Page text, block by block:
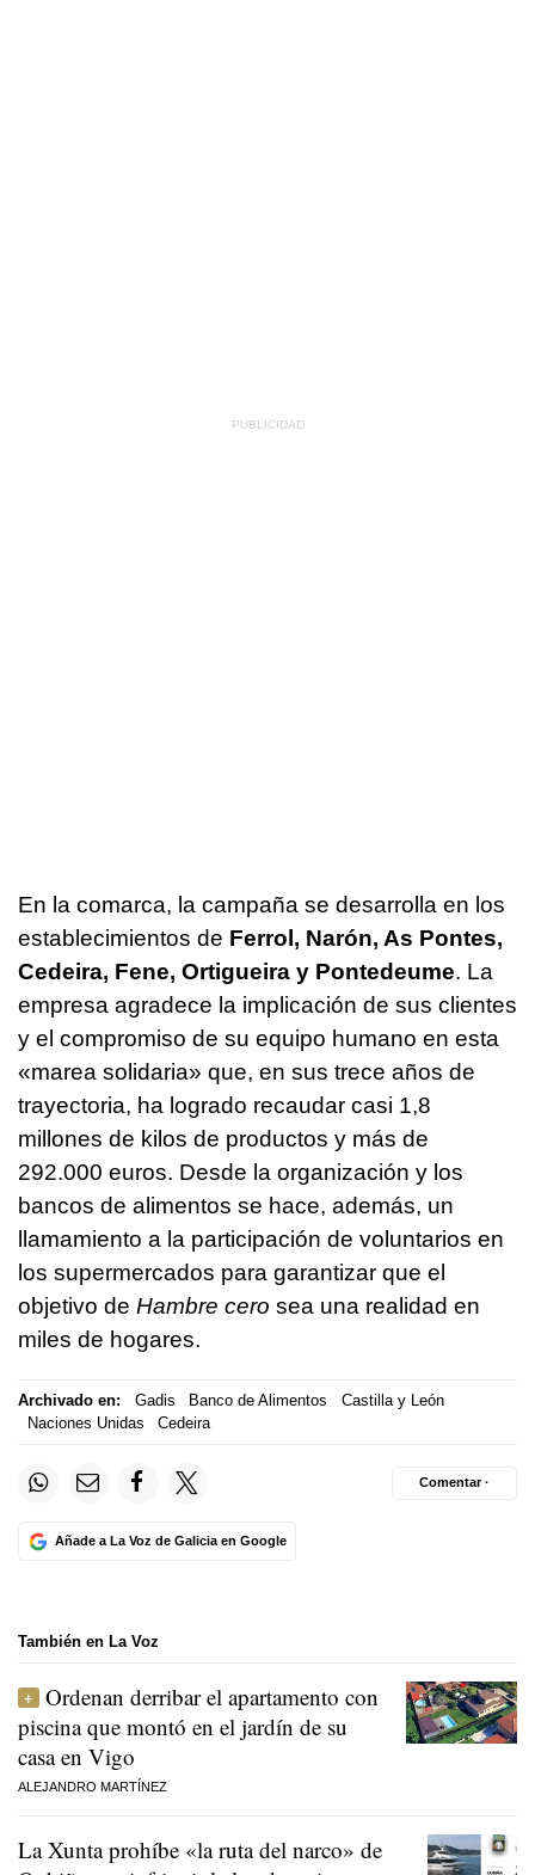
En la comarca, la campaña se desarrolla en los
establecimientos de Ferrol, Narón, As Pontes,
Cedeira, Fene, Ortigueira y Pontedeume. La
empresa agradece la implicación de sus clientes
y el compromiso de su equipo humano en esta
«marea solidaria» que, en sus trece años de
trayectoria, ha logrado recaudar casi 1,8
millones de kilos de productos y más de
292.000 euros. Desde la organización y los
bancos de alimentos se hace, además, un
llamamiento a la participación de voluntarios en
los supermercados para garantizar que el
objetivo de Hambre cero sea una realidad en
miles de hogares.
Archivado en: Gadis Banco de Alimentos
Castilla y León
Naciones Unidas
Cedeira
Añade a La Voz de Galicia en Google
Comentar ·
También en La Voz
Ordenan derribar el apartamento con
piscina que montó en el jardín de su
casa en Vigo
ALEJANDRO MARTÍNEZ
La Xunta prohíbe «la ruta del narco» de